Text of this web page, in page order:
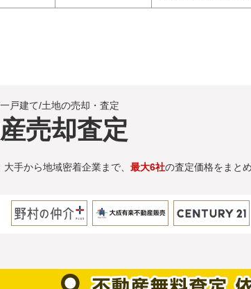
戸建て/土地の売却・査定
売却査定
手から地域密着企業まで、 最大6社の査定価格をまと